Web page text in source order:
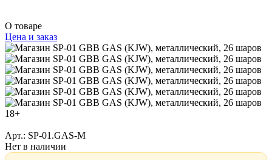
О товаре
Цена и заказ
18+
Арт.: SP-01.GAS-M
Нет в наличии